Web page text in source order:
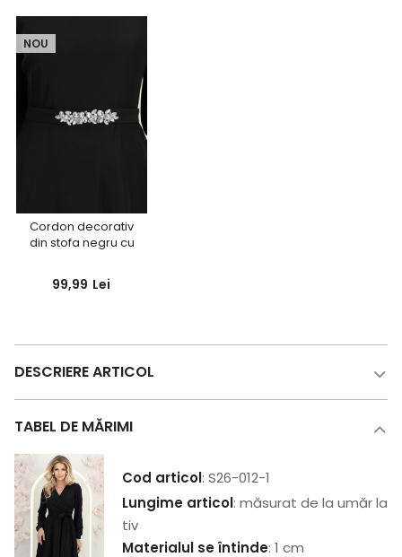
NOU
Cordon decorativ
din stofa negru cu
StarShinerS
99,99 Lei
DESCRIERE ARTICOL
TABEL DE MĂRIMI
Cod articol: S26-012-1
Lungime articol: măsurat de la umăr la
tiv
Materialul se întinde: 1 cm